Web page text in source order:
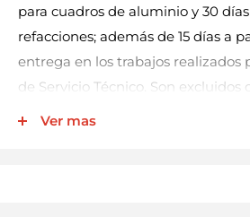
para cuadros de aluminio y 30
refacciones; además de 15 días a
entrega en los trabajos realizados
de Servicio Técnico. Son excluidos
Ver mas